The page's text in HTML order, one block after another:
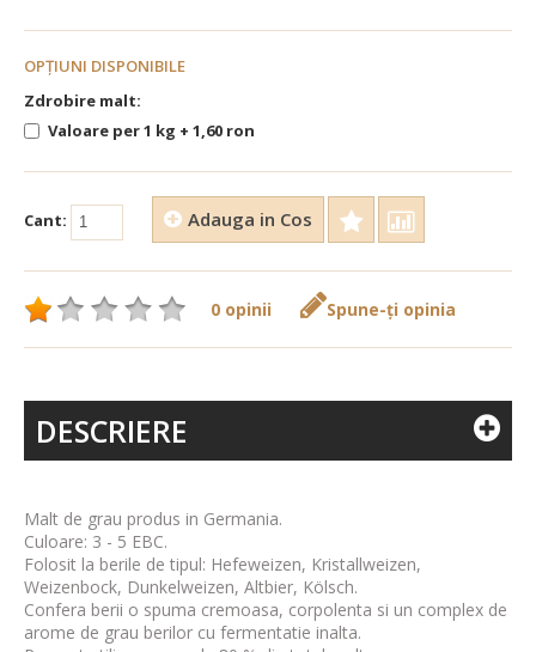
OPŢIUNI DISPONIBILE
Zdrobire malt:
Valoare per 1 kg + 1,60 ron
Cant: Adauga in Cos
0 opinii Spune-ţi opinia
DESCRIERE
Malt de grau produs in Germania.
Culoare: 3 - 5 EBC.
Folosit la berile de tipul: Hefeweizen, Kristallweizen,
Weizenbock, Dunkelweizen, Altbier, Kölsch.
Confera berii o spuma cremoasa, corpolenta si un complex de
arome de grau berilor cu fermentatie inalta.